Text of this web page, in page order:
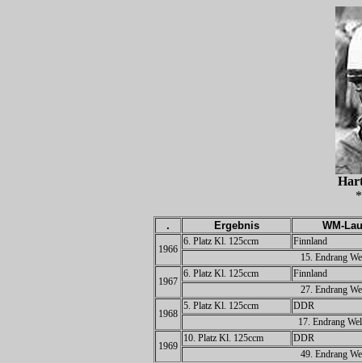
. Ergebnis WM-
1966
6. Platz Kl. 125ccm
Finnland
15. Endrang
1967
6. Platz Kl. 125ccm
Finnland
27. Endrang
1968
5. Platz Kl. 125ccm
DDR
17. Endrang
1969
10. Platz Kl. 125ccm
DDR
49. Endrang